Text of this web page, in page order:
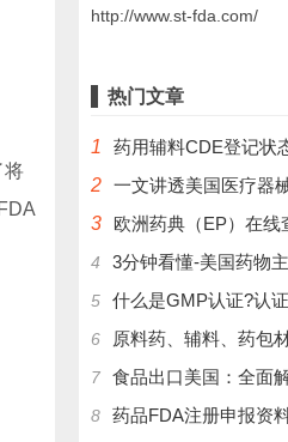
将
http://www.st-fda.com/
热门文章
1
药用辅料CDE登记状态中
2 一文讲透美国医疗器
3
欧洲药典（EP）在线查询攻略：3分
4 3分钟看懂-美国药物主文件
5 什么是GMP认证?认证
6 原料药、辅料、药包材CDE药
7 食品出口美国：全面解析FDA认
8 药品FDA注册申报资料要求